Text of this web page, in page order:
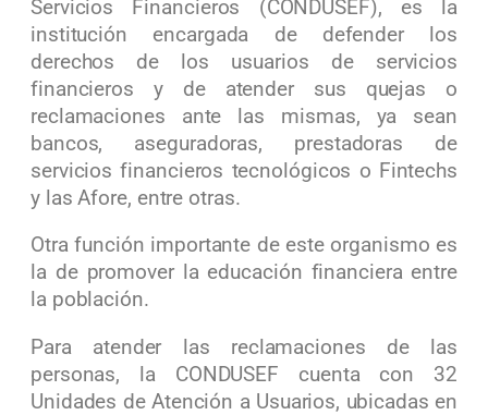
Servicios Financieros (CONDUSEF), es la
institución encargada de defender los
derechos de los usuarios de servicios
financieros y de atender sus quejas o
reclamaciones ante las mismas, ya sean
bancos, aseguradoras, prestadoras de
servicios financieros tecnológicos o Fintechs
y las Afore, entre otras.
Otra función importante de este organismo es
la de promover la educación financiera entre
la población.
Para atender las reclamaciones de las
personas, la CONDUSEF cuenta con 32
Unidades de Atención a Usuarios, ubicadas en